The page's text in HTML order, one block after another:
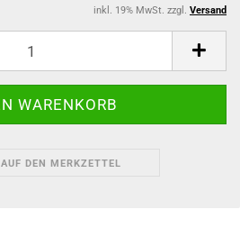
inkl. 19% MwSt. zzgl. Versand
AUF DEN MERKZETTEL